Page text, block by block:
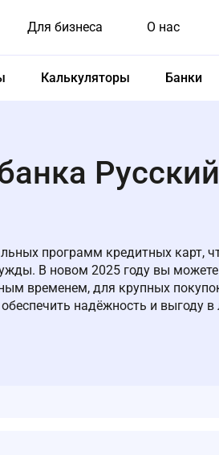
Для бизнеса О нас
Калькуляторы Банки
Русский
программ кредитных карт,
В новом 2025 году вы
временем, для крупных
надёжность и выгоду